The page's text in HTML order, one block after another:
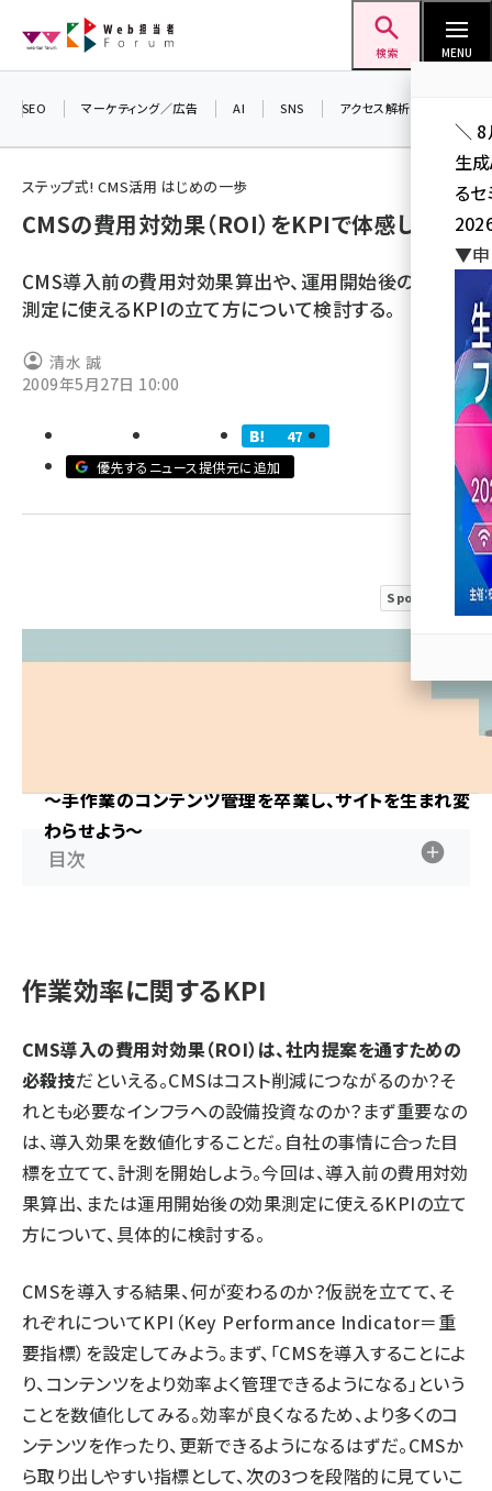
ン
検索 MENU
ai (2818)
note (2320)
z世代 (1629)
SEO マーケティング／広告 AI SNS アクセス解析／データ分析
ステップ式! CMS活用 はじめの一歩
CMSの費用対効果（ROI）をKPIで体感しよう！
CMS導入前の費用対効果算出や、運用開始後の効果
測定に使えるKPIの立て方について検討する。
清水 誠
2009年5月27日 10:00
47
優先するニュース提供元に追加
Sponsored
～手作業のコンテンツ管理を卒業し、サイトを生まれ変
わらせよう～
目次
作業効率に関するKPI
CMS導入の費用対効果（ROI）は、社内提案を通すための
必殺技だといえる。CMSはコスト削減につながるのか？そ
れとも必要なインフラへの設備投資なのか？まず重要なの
は、導入効果を数値化することだ。自社の事情に合った目
標を立てて、計測を開始しよう。今回は、導入前の費用対効
果算出、または運用開始後の効果測定に使えるKPIの立て
方について、具体的に検討する。
CMSを導入する結果、何が変わるのか？仮説を立てて、そ
れぞれについてKPI（Key Performance Indicator＝重
要指標）を設定してみよう。まず、「CMSを導入することによ
り、コンテンツをより効率よく管理できるようになる」という
ことを数値化してみる。効率が良くなるため、より多くのコ
ンテンツを作ったり、更新できるようになるはずだ。CMSか
ら取り出しやすい指標として、次の3つを段階的に見ていこ
＼ 8
生
る
▼申